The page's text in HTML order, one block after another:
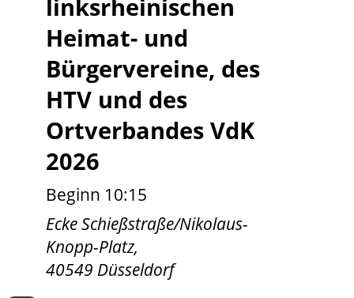
linksrheinischen
Heimat- und
Bürgervereine, des
HTV und des
Ortverbandes VdK
2026
Beginn 10:15
Ecke Schießstraße/Nikolaus-
Knopp-Platz,
40549 Düsseldorf